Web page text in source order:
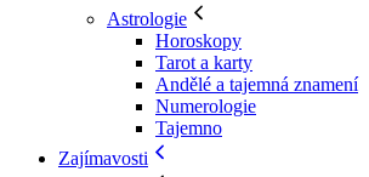
Astrologie
Horoskopy
Tarot a karty
Andělé a tajemná znamení
Numerologie
Tajemno
Zajímavosti